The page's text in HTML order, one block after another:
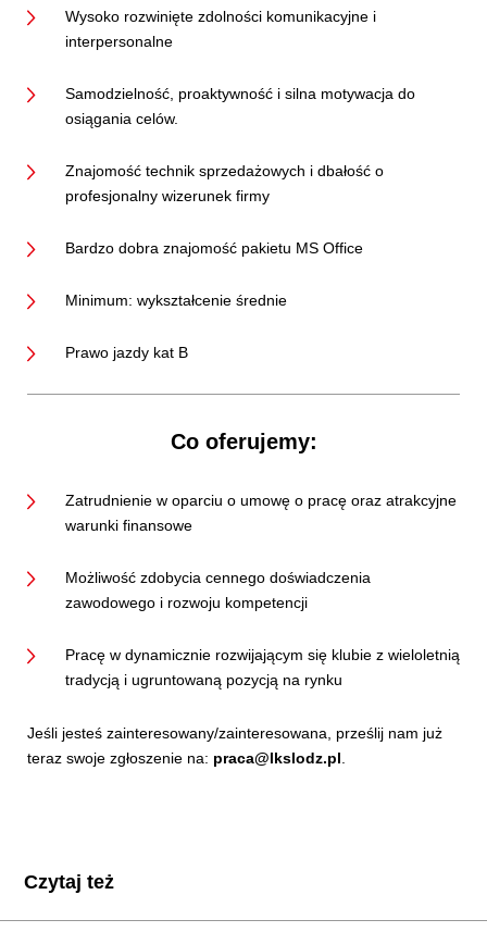
Wysoko rozwinięte zdolności komunikacyjne i
interpersonalne
Samodzielność, proaktywność i silna motywacja do
osiągania celów.
Znajomość technik sprzedażowych i dbałość o
profesjonalny wizerunek firmy
Bardzo dobra znajomość pakietu MS Office
Minimum: wykształcenie średnie
Prawo jazdy kat B
Co oferujemy:
Zatrudnienie w oparciu o umowę o pracę oraz atrakcyjne
warunki finansowe
Możliwość zdobycia cennego doświadczenia
zawodowego i rozwoju kompetencji
Pracę w dynamicznie rozwijającym się klubie z wieloletnią
tradycją i ugruntowaną pozycją na rynku
Jeśli jesteś zainteresowany/zainteresowana, prześlij nam już
teraz swoje zgłoszenie na: praca@lkslodz.pl.
Czytaj też